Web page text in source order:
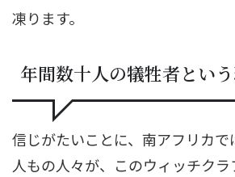
凍ります。
年間数十人の犠牲者とい
信じがたいことに、南アフリカ
人もの人々が、このウィッチク